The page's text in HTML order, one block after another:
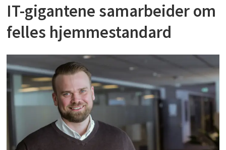
IT-gigantene samarbeider om
felles hjemmestandard